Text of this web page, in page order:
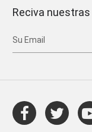
Reciva